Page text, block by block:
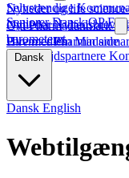
Selvstændige
SeniorerDansk QP
Nyheder og life
NyhederNyhedsbrev
barometeret
Om Pharmadanmark
Hvem er
Samarbejdspartnere
Bliv medlemMin side
Dansk
Dansk English